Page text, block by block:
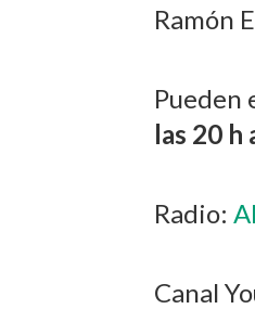
Ramón
Pueden
las 20 h
Radio:
Canal